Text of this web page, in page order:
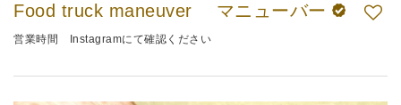
Food truck maneuver マニューバー
営業時間 Instagramにて確認ください